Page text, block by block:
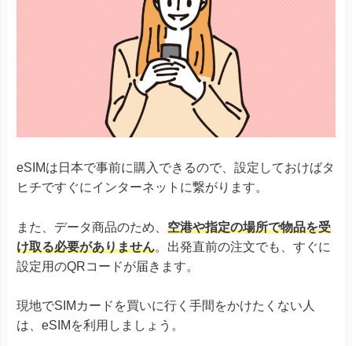
eSIMは日本で事前に購入できるので、設定しておけばタ
ヒチですぐにインターネットに繋がります。
また、データ商品のため、 空港や指定の場所で物品を受
け取る必要がありません。出発直前の注文でも、すぐに
設定用のQRコードが届きます。
現地でSIMカードを買いに行く手間をかけたくない人
は、eSIMを利用しましょう。